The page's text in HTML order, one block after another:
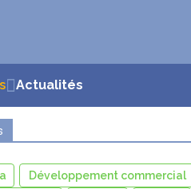
Actualités
Développement commercial